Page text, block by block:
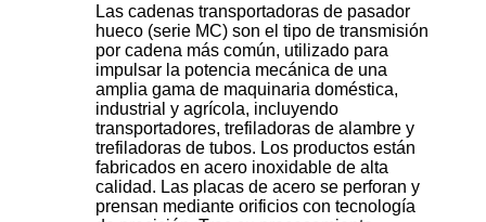
Las cadenas transportadoras de pasador
hueco (serie MC) son el tipo de transmisión
por cadena más común, utilizado para
impulsar la potencia mecánica de una
amplia gama de maquinaria doméstica,
industrial y agrícola, incluyendo
transportadores, trefiladoras de alambre y
trefiladoras de tubos. Los productos están
fabricados en acero inoxidable de alta
calidad. Las placas de acero se perforan y
prensan mediante orificios con tecnología